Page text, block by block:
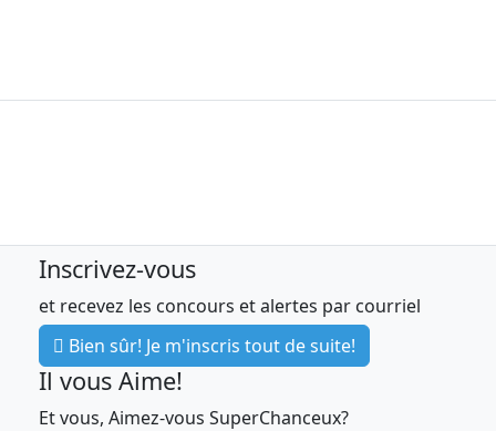
Inscrivez-vous
et recevez les concours et alertes par courriel
Bien sûr! Je m'inscris tout de suite!
Il vous Aime!
Et vous, Aimez-vous SuperChanceux?